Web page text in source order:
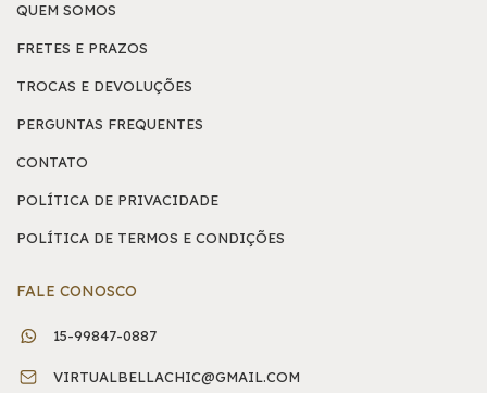
QUEM SOMOS
FRETES E PRAZOS
TROCAS E DEVOLUÇÕES
PERGUNTAS FREQUENTES
CONTATO
POLÍTICA DE PRIVACIDADE
POLÍTICA DE TERMOS E CONDIÇÕES
FALE CONOSCO
15-99847-0887
VIRTUALBELLACHIC@GMAIL.COM